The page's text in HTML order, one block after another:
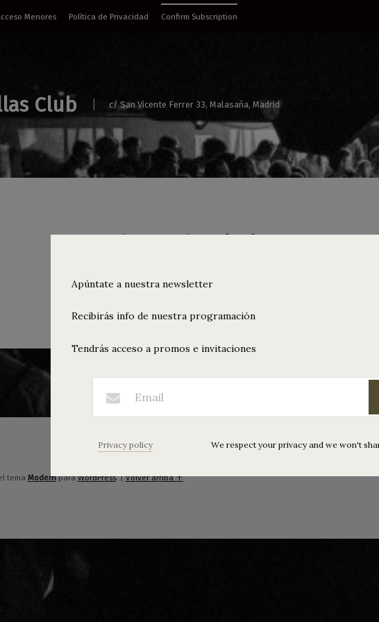
Menores Política de Privacidad Confirm Subscription
Club c/ San Vicente Ferrer 33, Malasaña, Madrid
Thank you!
tema ModernparaWordPress.|Volver arriba ↑
Apúntate a nuestra newsletter
Recibirás info de nuestra programación
Tendrás acceso a promos e invitaciones
Privacy policy We respect your privacy and we won't